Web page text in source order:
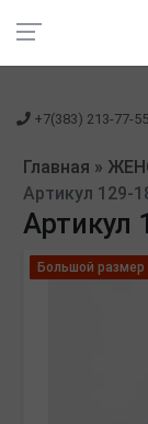
+7(383) 213-77-55
Главная »
Артикул 129-
Артикул
Большой размер